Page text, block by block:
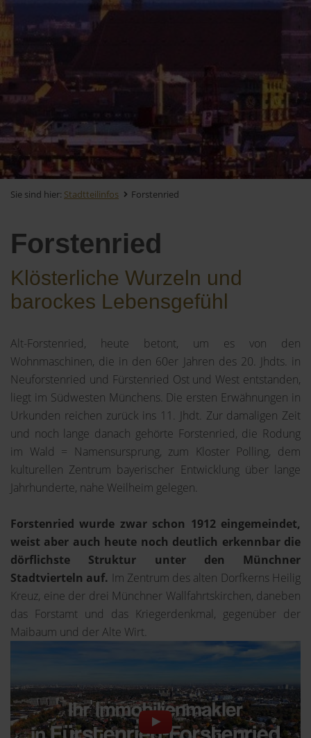
Sie sind hier: Stadtteilinfos Forstenried
Forstenried
Klösterliche Wurzeln und
barockes Lebensgefühl
Alt-Forstenried, heute betont, um es von den
Wohnmaschinen, die in den 60er Jahren des 20. Jhdts. in
Neuforstenried und Fürstenried Ost und West entstanden,
liegt im Südwesten Münchens. Die ersten Erwähnungen in
Urkunden reichen zurück ins 11. Jhdt. Zur damaligen Zeit
und noch lange danach gehörte Forstenried, die Rodung
im Wald = Namensursprung, zum Kloster Polling, dem
kulturellen Zentrum bayerischer Entwicklung über lange
Jahrhunderte, nahe Weilheim gelegen.
Forstenried wurde zwar schon 1912 eingemeindet,
weist aber auch heute noch deutlich erkennbar die
dörflichste Struktur unter den Münchner
Stadtvierteln auf. Im Zentrum des alten Dorfkerns Heilig
Kreuz, eine der drei Münchner Wallfahrtskirchen, daneben
das Forstamt und das Kriegerdenkmal, gegenüber der
Maibaum und der Alte Wirt.